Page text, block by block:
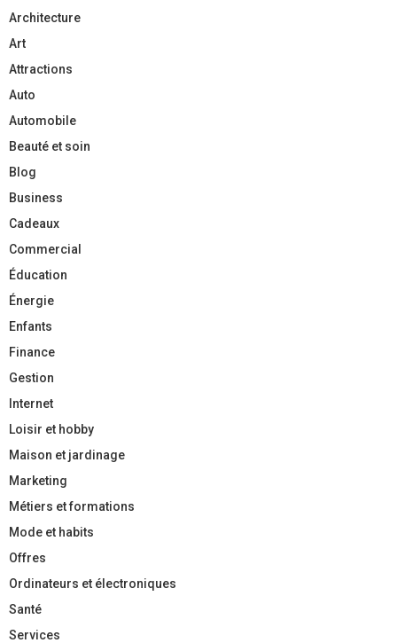
Architecture
Art
Attractions
Auto
Automobile
Beauté et soin
Blog
Business
Cadeaux
Commercial
Éducation
Énergie
Enfants
Finance
Gestion
Internet
Loisir et hobby
Maison et jardinage
Marketing
Métiers et formations
Mode et habits
Offres
Ordinateurs et électroniques
Santé
Services